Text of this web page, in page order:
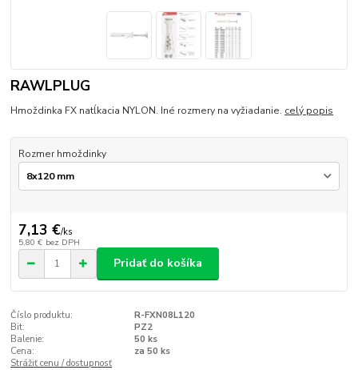
RAWLPLUG
Hmoždinka FX natĺkacia NYLON. Iné rozmery na vyžiadanie. celý popis
Rozmer hmoždinky
7,13 €/ks
5,80 € bez DPH
Pridať do košíka
Číslo produktu:
R-FXN08L120
Bit:
PZ2
Balenie:
50 ks
Cena:
za 50 ks
Strážiť cenu / dostupnosť